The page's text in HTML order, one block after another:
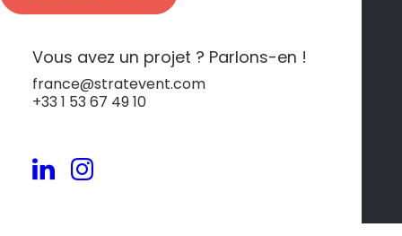
Vous avez un projet ? Parlons-en !
france@stratevent.com
+33 1 53 67 49 10